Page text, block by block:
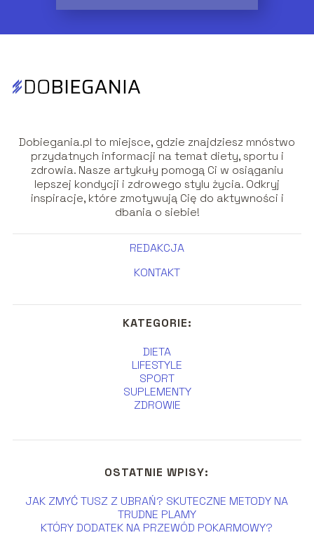
Dobiegania.pl to miejsce, gdzie znajdziesz mnóstwo
przydatnych informacji na temat diety, sportu i
zdrowia. Nasze artykuły pomogą Ci w osiąganiu
lepszej kondycji i zdrowego stylu życia. Odkryj
inspiracje, które zmotywują Cię do aktywności i
dbania o siebie!
REDAKCJA
KONTAKT
KATEGORIE:
DIETA
LIFESTYLE
SPORT
SUPLEMENTY
ZDROWIE
OSTATNIE WPISY:
JAK ZMYĆ TUSZ Z UBRAŃ? SKUTECZNE METODY NA
TRUDNE PLAMY
KTÓRY DODATEK NA PRZEWÓD POKARMOWY?